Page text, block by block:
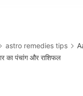
astro remedies tips
का पंचांग और राशिफल